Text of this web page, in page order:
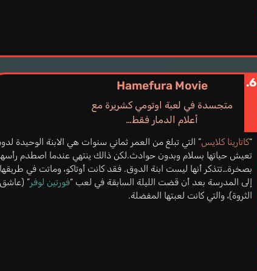
6.
Hamefura Movie
متجسدة في لعبة اوتومي كشريرة مع
أعلام الدمار فقط…
“كاتارينا كلايس” التي تبلغ من العمر ثماني سنوات هي الابنة الوحيدة
تعيش حياتها بسلام وبدون حوادث.لكن ذالك ينتهي عندما اصطدم
بصخرة…تتذكر أنها ليست ابنة الدوق. فقد كانت أوتاكو، وماتت في
إلى المدرسة بعد أن قضت الليلة السابقة في لعب “فورتين لوفر”
الثروة)، والتي كانت لعبتها المفضلة.